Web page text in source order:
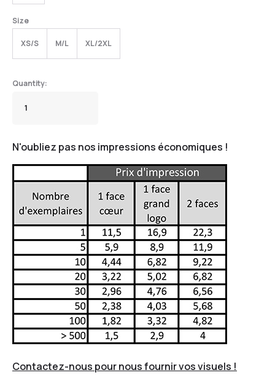
Size
XS/S M/L XL/2XL
N'oubliez pas nos impressions économiques !
Contactez-nous pour nous fournir vos visuels !